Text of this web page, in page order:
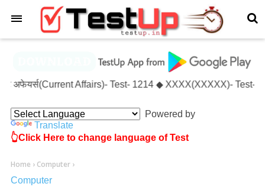
Affairs)- Test- 1214 ◆ XXXX(XXXXX)- Test-
Powered by
Translate
👆Click Here to change language of Test
Home › Computer ›
Computer